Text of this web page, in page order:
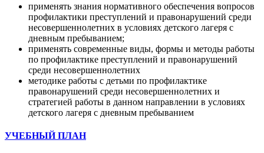
применять знания нормативного обеспечения вопросов
профилактики преступлений и правонарушений среди
несовершеннолетних в условиях детского лагеря с
дневным пребыванием;
применять современные виды, формы и методы работы
по профилактике преступлений и правонарушений
среди несовершеннолетних
методике работы с детьми по профилактике
правонарушений среди несовершеннолетних и
стратегией работы в данном направлении в условиях
детского лагеря с дневным пребыванием
УЧЕБНЫЙ ПЛАН